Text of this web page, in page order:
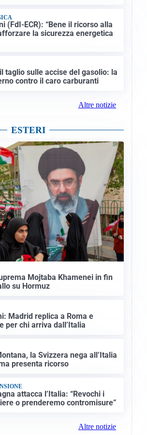
(FdI-ECR): “Bene il ricorso alla
la sicurezza energetica
taglio sulle accise del gasolio: la
contro il caro carburanti
Altre notizie
ESTERI
Mojtaba Khamenei in fin
su Hormuz
Madrid replica a Roma e
per chi arriva dall’Italia
la Svizzera nega all’Italia
presenta ricorso
attacca l’Italia: “Revochi i
o prenderemo contromisure”
Altre notizie